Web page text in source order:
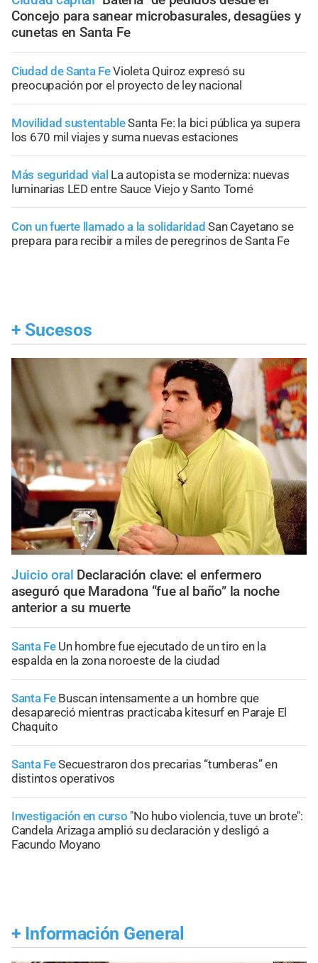
Concejo para sanear microbasurales, desagües y
cunetas en Santa Fe
Ciudad de Santa FeVioleta Quiroz expresó su
preocupación por el proyecto de ley nacional
Movilidad sustentableSanta Fe: la bici pública ya supera
los 670 mil viajes y suma nuevas estaciones
Más seguridad vial La autopista se moderniza: nuevas
luminarias LED entre Sauce Viejo y Santo Tomé
Con un fuerte llamado a la solidaridad San Cayetano se
prepara para recibir a miles de peregrinos de Santa Fe
+ Sucesos
Juicio oral Declaración clave: el enfermero
aseguró que Maradona “fue al baño” la noche
anterior a su muerte
Santa Fe Un hombre fue ejecutado de un tiro en la
espalda en la zona noroeste de la ciudad
Santa Fe Buscan intensamente a un hombre que
desapareció mientras practicaba kitesurf en Paraje El
Chaquito
Santa FeSecuestraron dos precarias “tumberas” en
distintos operativos
Investigación en curso "No hubo violencia, tuve un brote":
Candela Arizaga amplió su declaración y desligó a
Facundo Moyano
+ Información General